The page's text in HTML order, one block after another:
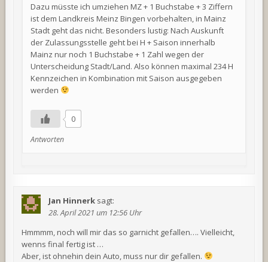
Dazu müsste ich umziehen MZ + 1 Buchstabe + 3 Ziffern
ist dem Landkreis Meinz Bingen vorbehalten, in Mainz
Stadt geht das nicht. Besonders lustig: Nach Auskunft
der Zulassungsstelle geht bei H + Saison innerhalb
Mainz nur noch 1 Buchstabe + 1 Zahl wegen der
Unterscheidung Stadt/Land. Also können maximal 234 H
Kennzeichen in Kombination mit Saison ausgegeben
werden
0
Antworten
Jan Hinnerk sagt:
28. April 2021 um 12:56 Uhr
Hmmmm, noch will mir das so garnicht gefallen…. Vielleicht,
wenns final fertig ist …
Aber, ist ohnehin dein Auto, muss nur dir gefallen.